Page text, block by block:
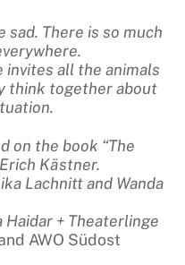
sad. There is so much
invites all the animals
think together about
on the book “The
Kästner.
Lachnitt and Wanda
Haidar + Theaterlinge
AWO Südost